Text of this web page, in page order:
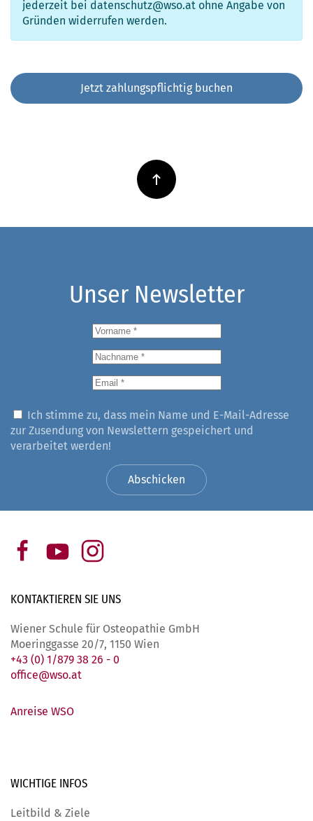
jederzeit bei datenschutz@wso.at ohne Angabe von
Gründen widerrufen werden.
Unser Newsletter
Ich stimme zu, dass mein Name und E-Mail-Adresse
zur Zusendung von Newslettern gespeichert und
verarbeitet werden!
Abschicken
KONTAKTIEREN SIE UNS
Wiener Schule für Osteopathie GmbH
Moeringgasse 20/7, 1150 Wien
+43 (0) 1/879 38 26 - 0
office@wso.at
Anreise WSO
WICHTIGE INFOS
Leitbild & Ziele